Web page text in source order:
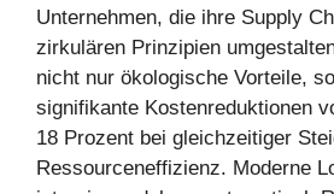
Unternehmen, die ihre Supply
zirkulären Prinzipien
nicht nur ökologische Vorteile,
signifikante Kostenreduktionen
18 Prozent bei gleichzeitiger
Ressourceneffizienz. Moderne